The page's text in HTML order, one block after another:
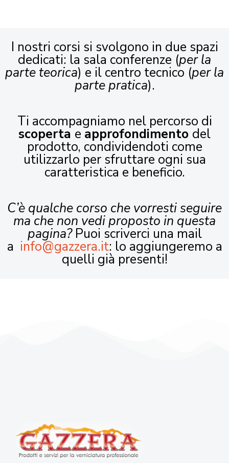
I nostri corsi si svolgono in due spazi
dedicati: la sala conferenze (per la
parte teorica) e il centro tecnico (per la
parte pratica).
Ti accompagniamo nel percorso di
scoperta e approfondimento del
prodotto, condividendoti come
utilizzarlo per sfruttare ogni sua
caratteristica e beneficio.
C’è qualche corso che vorresti seguire
ma che non vedi proposto in questa
pagina?Puoi scriverci una mail
a info@gazzera.it: lo aggiungeremo a
quelli già presenti!